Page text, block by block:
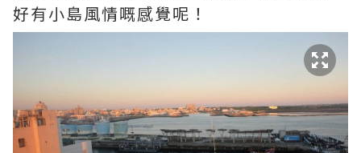
好有小島風情嘅感覺呢！